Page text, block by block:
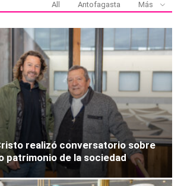
All Antofagasta Más
realizó conversatorio sobre
patrimonio de la sociedad